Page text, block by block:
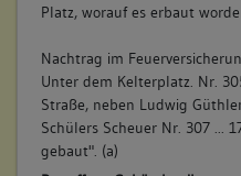
Platz, worauf es erbaut
Nachtrag im
Unter dem Kelterplatz. Nr.
Straße, neben Ludwig
Schülers Scheuer Nr. 307 ...
gebaut". (a)